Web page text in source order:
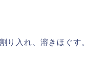
り入れ、溶きほぐす。